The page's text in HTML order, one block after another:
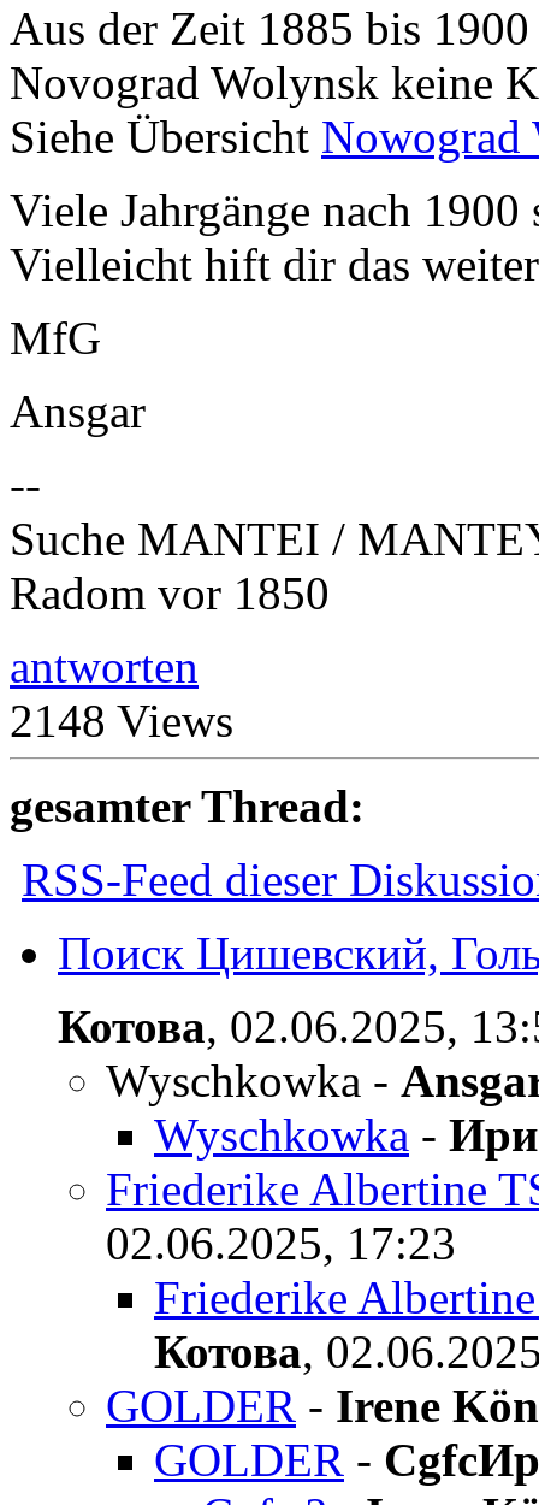
Aus der Zeit 1885 bis
Novograd Wolynsk keine
Siehe Übersicht Nowograd
Viele Jahrgänge nach
Vielleicht hift dir das
MfG
Ansgar
--
Suche MANTEI /
Radom vor 1850
antworten
2148 Views
gesamter Thread:
RSS-Feed dieser
Поиск Цишевский,
Котова, 02.06.2025,
Wyschkowka -
Wyschkowka -
Friederike Albertine
02.06.2025, 17:23
Friederike
Котова,
GOLDER - Irene
GOLDER -